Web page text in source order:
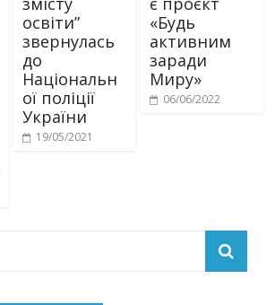
освіти”
звернулась
до
Національн
ої поліції
України
19/05/2021
«Будь
активним
заради
Миру»
06/06/2022